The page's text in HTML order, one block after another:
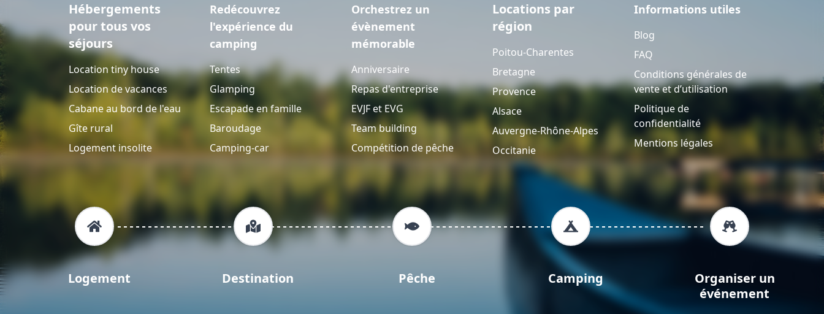
Hébergements
pour tous vos
séjours
Location tiny house
Location de vacances
Cabane au bord de l'eau
Gîte rural
Logement insolite
Redécouvrez
l'expérience du
camping
Tentes
Glamping
Escapade en famille
Baroudage
Camping-car
Orchestrez un
évènement
mémorable
Anniversaire
Repas d'entreprise
EVJF et EVG
Team building
Compétition de pêche
Locations par
région
Poitou-Charentes
Bretagne
Provence
Alsace
Auvergne-Rhône-Alpes
Occitanie
Informations utiles
Blog
FAQ
Conditions générales de
vente et d’utilisation
Politique de
confidentialité
Mentions légales
Logement Destination Pêche Camping
Organiser un
événement